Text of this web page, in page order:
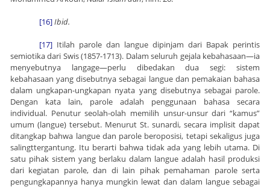
[16]Ibid.
[17] Itilah parole dan langue dipinjam dari Bapak perintis
semiotika dari Swis (1857-1713). Dalam seluruh gejala kebahasaan—ia
menyebutnya langage—perlu dibedakan dua segi: sistem
kebahasaan yang disebutnya sebagai langue dan pemakaian bahasa
dalam ungkapan-ungkapan nyata yang disebutnya sebagai parole.
Dengan kata lain, parole adalah penggunaan bahasa secara
individual. Penutur seolah-olah memilih unsur-unsur dari “kamus”
umum (langue) tersebut. Menurut St. sunardi, secara implisit dapat
ditangkap bahwa langue dan parole beroposisi, tetapi sekaligus juga
salingttergantung. Itu berarti bahwa tidak ada yang lebih utama. Di
satu pihak sistem yang berlaku dalam langue adalah hasil produksi
dari kegiatan parole, dan di lain pihak pemahaman parole serta
pengungkapannya hanya mungkin lewat dan dalam langue sebagai